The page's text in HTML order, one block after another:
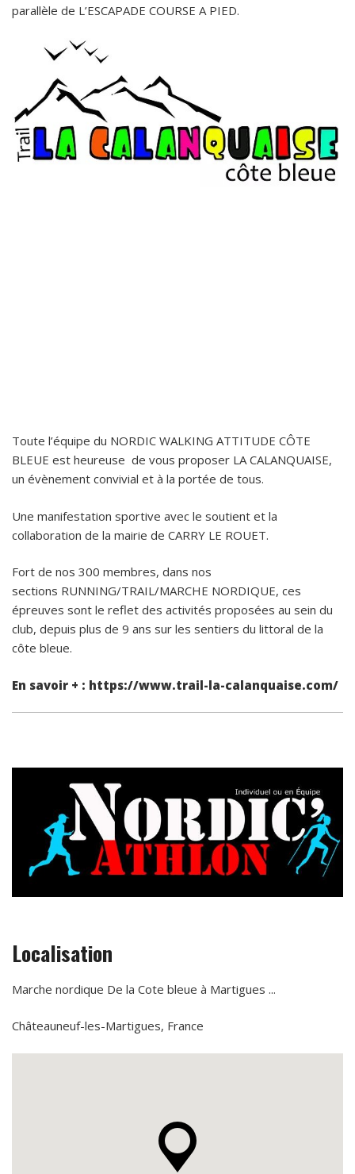
parallèle de L’ESCAPADE COURSE A PIED.
Toute l’équipe du NORDIC WALKING ATTITUDE CÔTE
BLEUE est heureuse de vous proposer LA CALANQUAISE,
un évènement convivial et à la portée de tous.
Une manifestation sportive avec le soutient et la
collaboration de la mairie de CARRY LE ROUET.
Fort de nos 300 membres, dans nos
sections RUNNING/TRAIL/MARCHE NORDIQUE, ces
épreuves sont le reflet des activités proposées au sein du
club, depuis plus de 9 ans sur les sentiers du littoral de la
côte bleue.
En savoir + : https://www.trail-la-calanquaise.com/
Localisation
Marche nordique De la Cote bleue à Martigues ...
Châteauneuf-les-Martigues, France